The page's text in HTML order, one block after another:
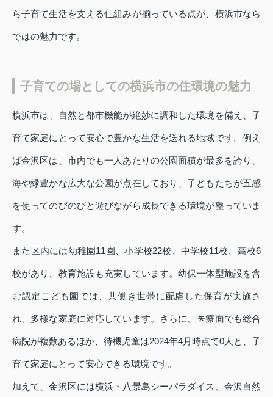
ら子育て生活を支える仕組みが揃っている点が、横浜市なら
ではの魅力です。
子育ての場としての横浜市の住環境の魅力
横浜市は、自然と都市機能が絶妙に調和した環境を備え、子
育て家庭にとって安心で豊かな生活を送れる地域です。例え
ば金沢区は、市内でも一人あたりの公園面積が最多を誇り、
海や緑豊かな広大な公園が点在しており、子どもたちが五感
を使ってのびのびと遊びながら成長できる環境が整っていま
す。
また区内には幼稚園11園、小学校22校、中学校11校、高校6
校があり、教育施設も充実しています。幼保一体型施設を含
む認定こども園では、共働き世帯に配慮した保育が実施さ
れ、多様な家庭に対応しています。さらに、医療面でも総合
病院が複数あるほか、待機児童は2024年4月時点で0人と、子
育て家庭にとって安心できる環境です。
加えて、金沢区には横浜・八景島シーパラダイス、金沢自然